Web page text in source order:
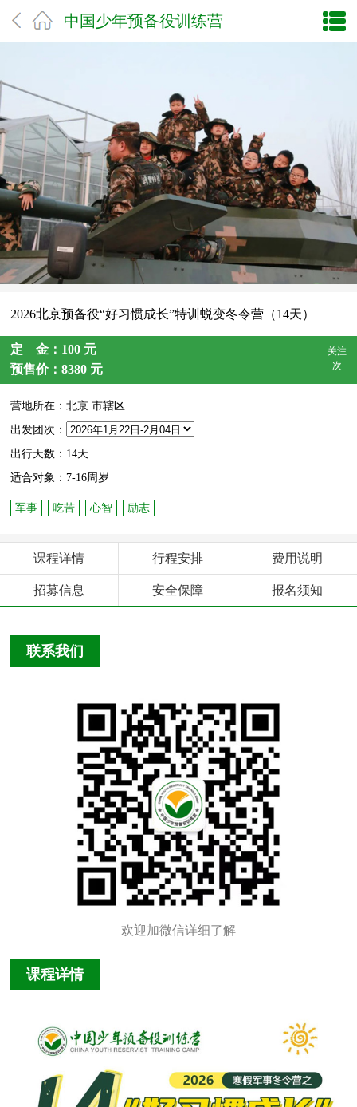
中国少年预备役训练营
2026北京预备役“好习惯成长”特训蜕变冬令营（14天）
定 金：100 元
预售价：8380 元
关注
次
营地所在：北京 市辖区
出发团次：
出行天数：14天
适合对象：7-16周岁
军事 吃苦 心智 励志
课程详情 行程安排 费用说明
招募信息 安全保障 报名须知
联系我们
欢迎加微信详细了解
课程详情